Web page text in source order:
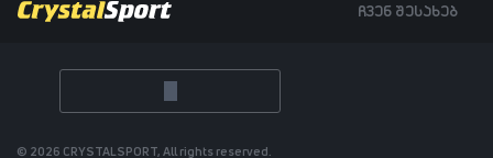
ჩვენ შესახებ
© 2026 CRYSTALSPORT, All rights reserved.